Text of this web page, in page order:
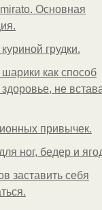
Основная
грудки.
шарики как способ
не
привычек.
ног, бедер и
заставить себя